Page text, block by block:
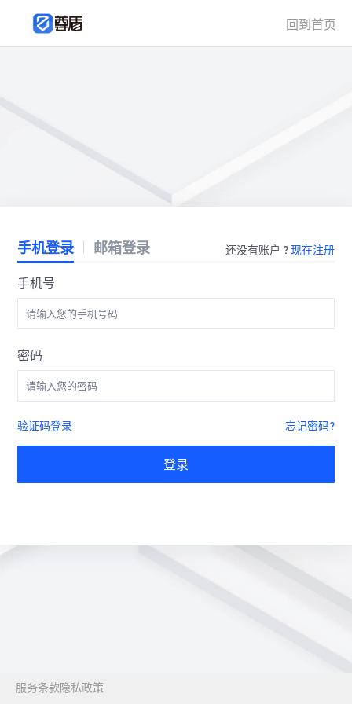
回到首页
手机登录 邮箱登录 还没有账户 ?现在注册
手机号
密码
验证码登录 忘记密码?
登录
服务条款 隐私政策